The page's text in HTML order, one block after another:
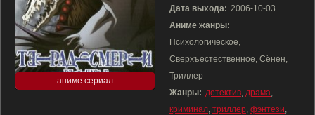
аниме сериал
Дата выхода: 2006-10-03
Аниме жанры:
Психологическое,
Сверхъестественное, Сёнен,
Триллер
Жанры: детектив, драма,
криминал, триллер, фэнтези,